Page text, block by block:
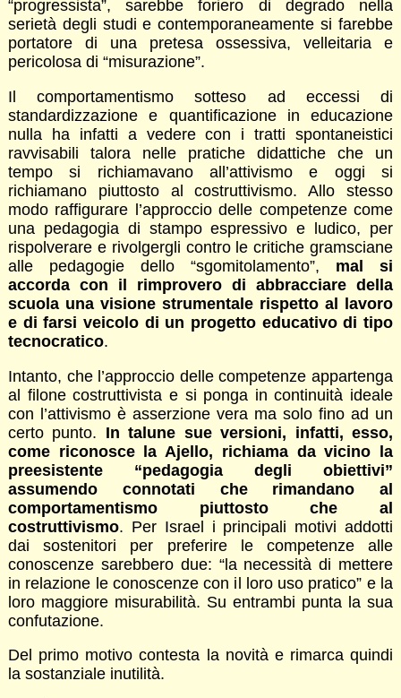
“progressista”, sarebbe foriero di degrado nella
serietà degli studi e contemporaneamente si farebbe
portatore di una pretesa ossessiva, velleitaria e
pericolosa di “misurazione”.
Il comportamentismo sotteso ad eccessi di
standardizzazione e quantificazione in educazione
nulla ha infatti a vedere con i tratti spontaneistici
ravvisabili talora nelle pratiche didattiche che un
tempo si richiamavano all’attivismo e oggi si
richiamano piuttosto al costruttivismo. Allo stesso
modo raffigurare l’approccio delle competenze come
una pedagogia di stampo espressivo e ludico, per
rispolverare e rivolgergli contro le critiche gramsciane
alle pedagogie dello “sgomitolamento”, mal si
accorda con il rimprovero di abbracciare della
scuola una visione strumentale rispetto al lavoro
e di farsi veicolo di un progetto educativo di tipo
tecnocratico.
Intanto, che l’approccio delle competenze appartenga
al filone costruttivista e si ponga in continuità ideale
con l’attivismo è asserzione vera ma solo fino ad un
certo punto. In talune sue versioni, infatti, esso,
come riconosce la Ajello, richiama da vicino la
preesistente “pedagogia degli obiettivi”
assumendo connotati che rimandano al
comportamentismo piuttosto che al
costruttivismo. Per Israel i principali motivi addotti
dai sostenitori per preferire le competenze alle
conoscenze sarebbero due: “la necessità di mettere
in relazione le conoscenze con il loro uso pratico” e la
loro maggiore misurabilità. Su entrambi punta la sua
confutazione.
Del primo motivo contesta la novità e rimarca quindi
la sostanziale inutilità.